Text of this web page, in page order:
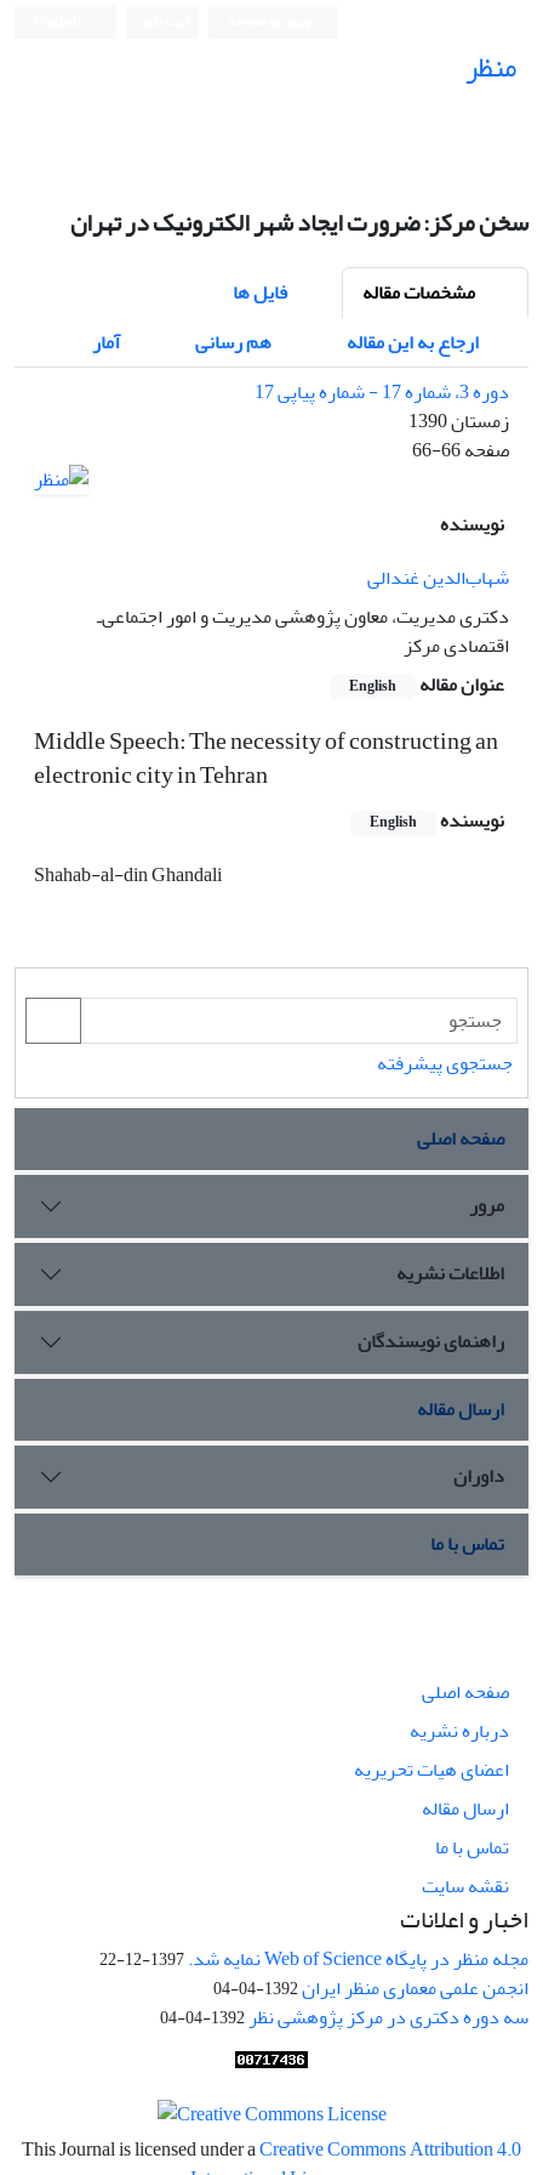
منظر
سخن مرکز: ضرورت ایجاد شهر الکترونیک در تهران
مشخصات مقاله
فایل ها
ارجاع به این مقاله
هم رسانی
آمار
دوره 3، شماره 17 - شماره پیاپی 17
زمستان 1390
صفحه66-66
نویسنده
شهاب‌الدین غندالی
دکتری مدیریت، معاون پژوهشی مدیریت و امور اجتماعی‌ـ
اقتصادی مرکز
عنوان مقاله
English
Middle Speech: The necessity of constructing an
electronic city in Tehran
نویسنده English
Shahab-al-din Ghandali
جستجوی پیشرفته
صفحه اصلی
مرور
اطلاعات نشریه
راهنمای نویسندگان
ارسال مقاله
داوران
تماس با ما
صفحه اصلی
درباره نشریه
اعضای هیات تحریریه
ارسال مقاله
تماس با ما
نقشه سایت
اخبار و اعلانات
مجله منظر در پایگاه Web of Science نمایه شد. 1397-12-22
انجمن علمی معماری منظر ایران1392-04-04
سه دوره دکتری در مرکز پژوهشی نظر 1392-04-04
This Journal is licensed under aCreative Commons Attribution 4.0